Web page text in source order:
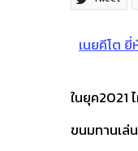
เนยคีโต
ในยุค2021
ขนมทานเล่